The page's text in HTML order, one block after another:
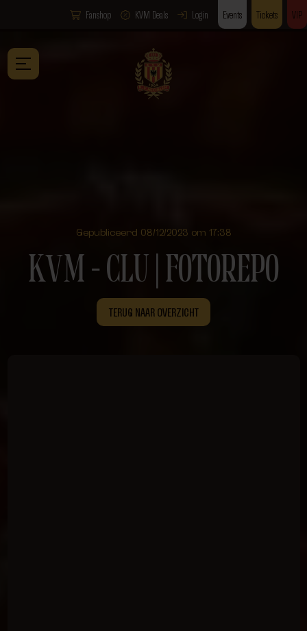
Fanshop KVM Deals Login Events Tickets VIP
Gepubliceerd 08/12/2023 om 17:38
KVM – CLU | FOTOREPO
TERUG NAAR OVERZICHT